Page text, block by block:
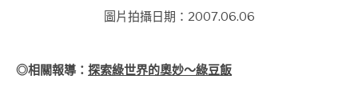
圖片拍攝日期：2007.06.06
◎相關報導： 探索綠世界的奧妙～綠豆飯